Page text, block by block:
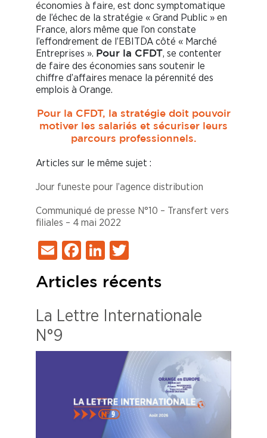
économies à faire, est donc symptomatique
de l’échec de la stratégie « Grand Public » en
France, alors même que l’on constate
l’effondrement de l’EBITDA côté « Marché
Entreprises ». Pour la CFDT , se contenter
de faire des économies sans soutenir le
chiffre d’affaires menace la pérennité des
emplois à Orange.
Pour la CFDT, la stratégie doit pouvoir
motiver les salariés et sécuriser leurs
parcours professionnels.
Articles sur le même sujet :
Jour funeste pour l’agence distribution
Communiqué de presse N°10 – Transfert vers
filiales – 4 mai 2022
EmailFacebook
LinkedIn
Articles récents
La Lettre Internationale
N°9